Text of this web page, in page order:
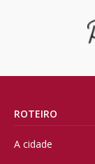
ROTEIRO
A cidade